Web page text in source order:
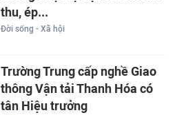
thu, ép...
Đời sống - Xã hội
Trường Trung cấp nghề Giao
thông Vận tải Thanh Hóa có
tân Hiệu trưởng